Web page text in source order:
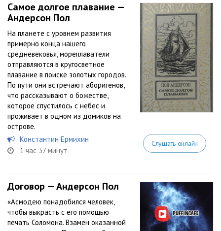
Самое долгое плавание —
Андерсон Пол
На планете с уровнем развития
примерно конца нашего
средневековья, мореплаватели
отправляются в кругосветное
плавание в поиске золотых городов.
По пути они встречают аборигенов,
что рассказывают о божестве,
которое спустилось с небес и
проживает в одном из домиков на
острове.
Константин Ермихин
1 час 37 минут
Слушать онлайн
Договор — Андерсон Пол
«Асмодею понадобился человек,
чтобы выкрасть с его помощью
печать Соломона. Взамен оказанной